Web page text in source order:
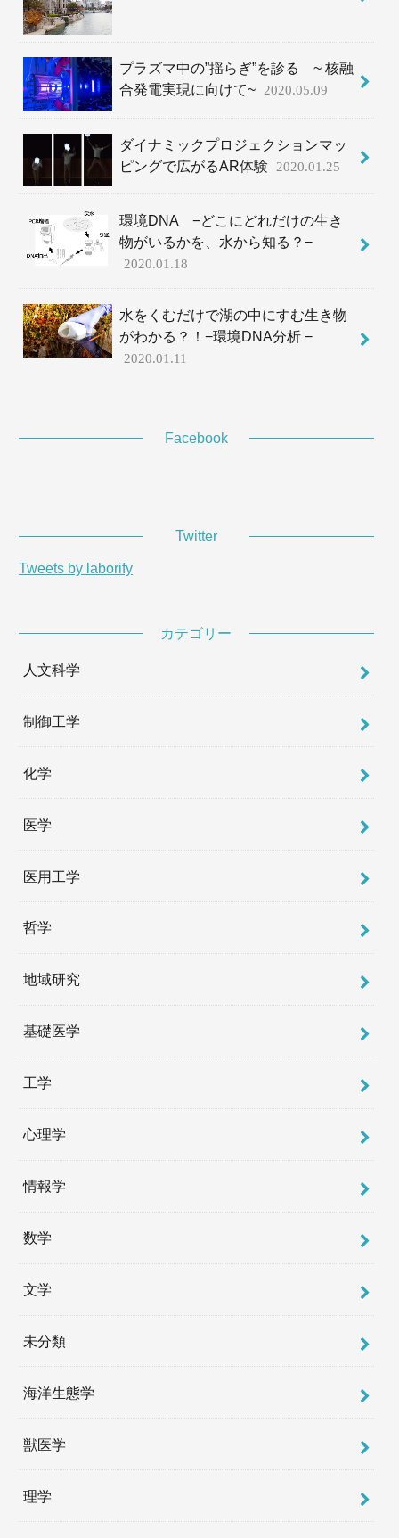
プラズマ中の”揺らぎ”を診る ~ 核融
合発電実現に向けて~ 2020.05.09
ダイナミックプロジェクションマッ
ピングで広がるAR体験
2020.01.25
環境DNA −どこにどれだけの生き
物がいるかを、水から知る？−
2020.01.18
水をくむだけで湖の中にすむ生き物
がわかる？！−環境DNA分析 −
2020.01.11
Facebook
Twitter
Tweets by laborify
カテゴリー
人文科学
制御工学
化学
医学
医用工学
哲学
地域研究
基礎医学
工学
心理学
情報学
数学
文学
未分類
海洋生態学
獣医学
理学